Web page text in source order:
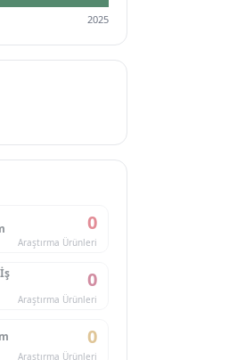
2025
0
Araştırma Ürünleri
0
Araştırma Ürünleri
0
Araştırma Ürünleri